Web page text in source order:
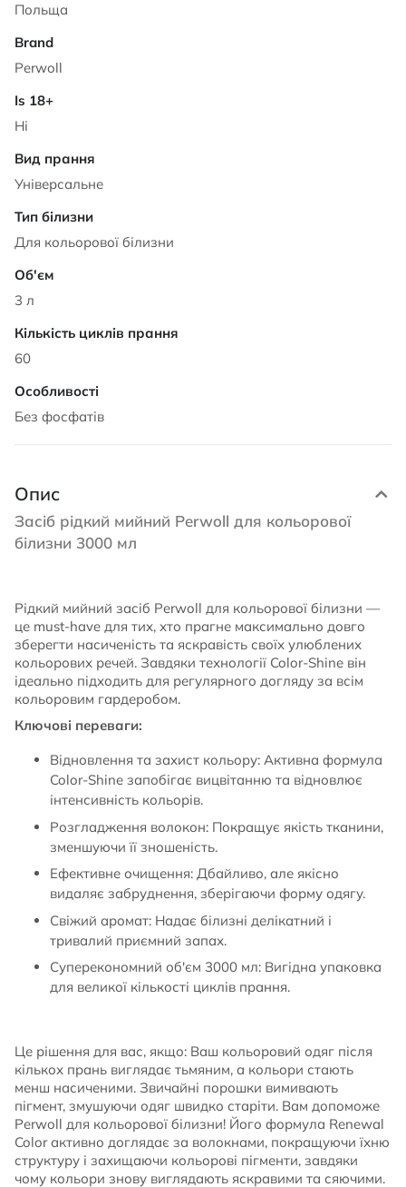
Польща
Perwoll
Ні
Універсальне
Для кольорової білизни
3 л
60
Без фосфатів
Опис
Засіб рідкий мийний Perwoll для кольорової
білизни 3000 мл
Рідкий мийний засіб Perwoll для кольорової білизни —
це must-have для тих, хто прагне максимально довго
зберегти насиченість та яскравість своїх улюблених
кольорових речей. Завдяки технології Color-Shine він
ідеально підходить для регулярного догляду за всім
кольоровим гардеробом.
Ключові переваги:
Відновлення та захист кольору: Активна формула
Color-Shine запобігає вицвітанню та відновлює
інтенсивність кольорів.
Розгладження волокон: Покращує якість тканини,
зменшуючи її зношеність.
Ефективне очищення: Дбайливо, але якісно
видаляє забруднення, зберігаючи форму одягу.
Свіжий аромат: Надає білизні делікатний і
тривалий приємний запах.
Суперекономний об'єм 3000 мл: Вигідна упаковка
для великої кількості циклів прання.
Це рішення для вас, якщо: Ваш кольоровий одяг після
кількох прань виглядає тьмяним, а кольори стають
менш насиченими. Звичайні порошки вимивають
пігмент, змушуючи одяг швидко старіти. Вам допоможе
Perwoll для кольорової білизни! Його формула Renewal
Color активно доглядає за волокнами, покращуючи їхню
структуру і захищаючи кольорові пігменти, завдяки
чому кольори знову виглядають яскравими та сяючими.